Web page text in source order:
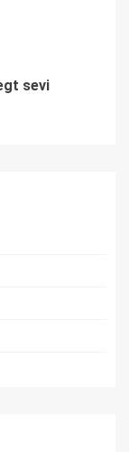
sevi